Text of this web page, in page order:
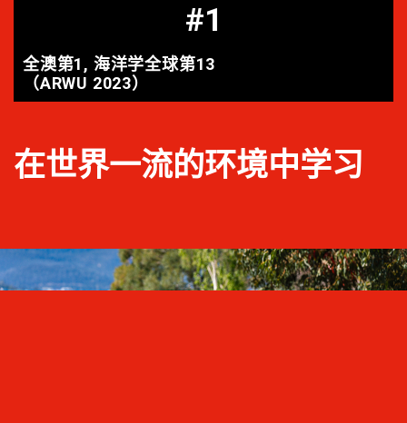
#1
全澳第1, 海洋学全球第13
（ARWU 2023）
在世界一流的环境中学习